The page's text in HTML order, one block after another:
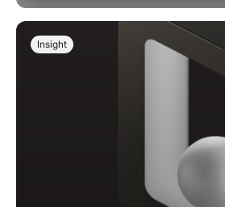
Insight